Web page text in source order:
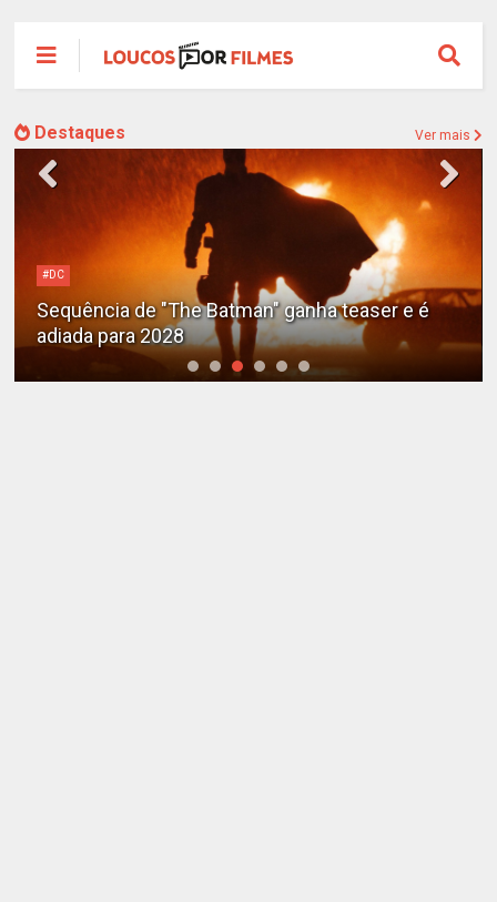
Destaques Ver mais
#DC
Sequência de "The Batman" ganha teaser e é
adiada para 2028